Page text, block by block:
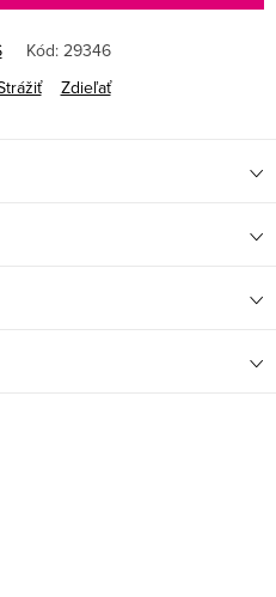
Kód: 29346
Zdieľať